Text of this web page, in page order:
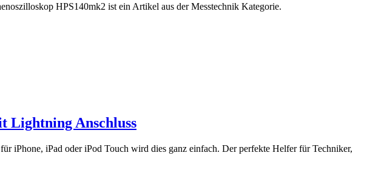
HPS140mk2 ist ein Artikel aus der Messtechnik Kategorie.
Lightning Anschluss
iPhone, iPad oder iPod Touch wird dies ganz einfach. Der perfekte Helfer für Techniker,